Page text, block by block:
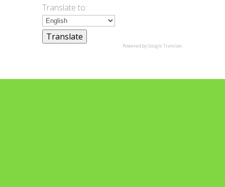
Translate to:
Powered byGoogle Translate.